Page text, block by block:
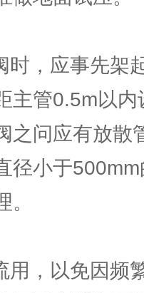
时，应事先架
主管0.5m以
之问应有放散
径小于
用，以免因频